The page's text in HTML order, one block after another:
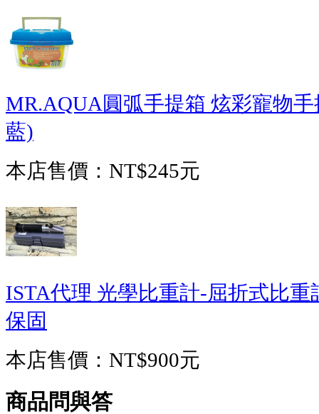
MR.AQUA圓弧手提箱 炫彩寵物
藍)
本店售價： NT$245元
ISTA代理 光學比重計-屈折式比
保固
本店售價： NT$900元
商品問與答